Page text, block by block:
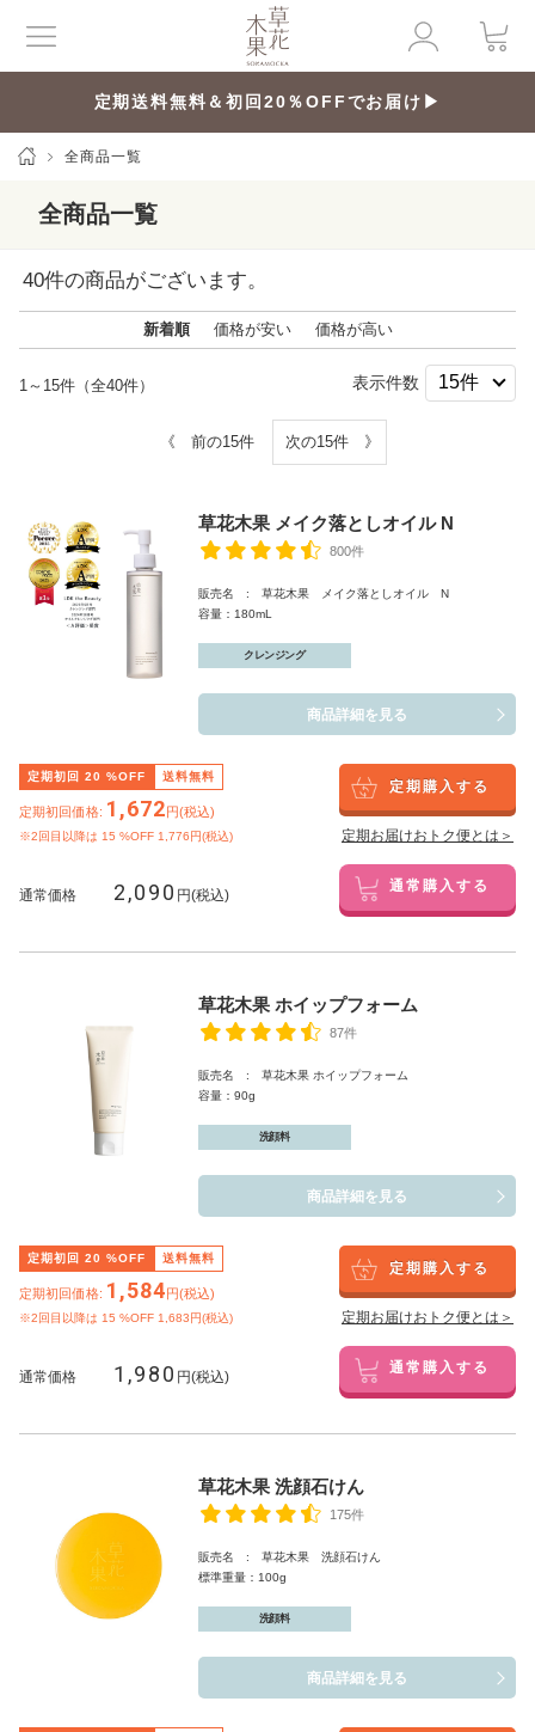
定期送料無料＆初回20％OFFでお届け▶
全商品一覧
全商品一覧
40件の商品がございます。
新着順 価格が安い 価格が高い
1～15件（全40件） 表示件数
《 前の15件 次の15件 》
草花木果 メイク落としオイル N
800件
販売名 : 草花木果 メイク落としオイル N
容量：180mL
クレンジング
商品詳細を見る
定期初回 20 %OFF 送料無料
定期初回価格: 1,672円(税込)
※2回目以降は 15 %OFF 1,776円(税込)
定期購入する
定期お届けおトク便とは＞
通常価格 2,090 円(税込) 通常購入する
草花木果 ホイップフォーム
87件
販売名 : 草花木果 ホイップフォーム
容量：90g
洗顔料
商品詳細を見る
定期初回 20 %OFF 送料無料
定期初回価格: 1,584円(税込)
※2回目以降は 15 %OFF 1,683円(税込)
定期購入する
定期お届けおトク便とは＞
通常価格 1,980 円(税込) 通常購入する
草花木果 洗顔石けん
175件
販売名 : 草花木果 洗顔石けん
標準重量：100g
洗顔料
商品詳細を見る